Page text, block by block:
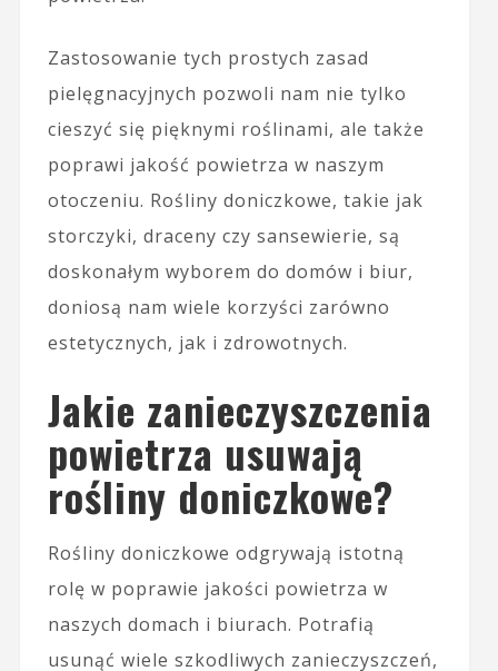
Zastosowanie tych prostych zasad
pielęgnacyjnych pozwoli nam nie tylko
cieszyć się pięknymi roślinami, ale także
poprawi jakość powietrza w naszym
otoczeniu. Rośliny doniczkowe, takie jak
storczyki, draceny czy sansewierie, są
doskonałym wyborem do domów i biur,
doniosą nam wiele korzyści zarówno
estetycznych, jak i zdrowotnych.
Jakie zanieczyszczenia
powietrza usuwają
rośliny doniczkowe?
Rośliny doniczkowe odgrywają istotną
rolę w poprawie jakości powietrza w
naszych domach i biurach. Potrafią
usunąć wiele szkodliwych zanieczyszczeń,